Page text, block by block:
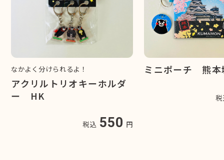
なかよく分けられるよ！
アクリルトリオキーホルダ
ー HK
税込 550 円
ミニポーチ 熊